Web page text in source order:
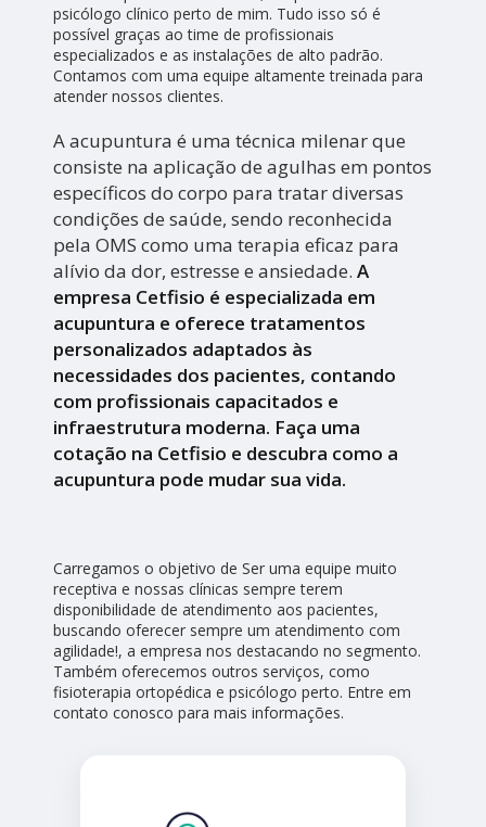
psicólogo clínico perto de mim. Tudo isso só é
possível graças ao time de profissionais
especializados e as instalações de alto padrão.
Contamos com uma equipe altamente treinada para
atender nossos clientes.
A acupuntura é uma técnica milenar que
consiste na aplicação de agulhas em pontos
específicos do corpo para tratar diversas
condições de saúde, sendo reconhecida
pela OMS como uma terapia eficaz para
alívio da dor, estresse e ansiedade.A
empresa Cetfisio é especializada em
acupuntura e oferece tratamentos
personalizados adaptados às
necessidades dos pacientes, contando
com profissionais capacitados e
infraestrutura moderna. Faça uma
cotação na Cetfisio e descubra como a
acupuntura pode mudar sua vida.
Carregamos o objetivo de Ser uma equipe muito
receptiva e nossas clínicas sempre terem
disponibilidade de atendimento aos pacientes,
buscando oferecer sempre um atendimento com
agilidade!, a empresa nos destacando no segmento.
Também oferecemos outros serviços, como
fisioterapia ortopédica e psicólogo perto. Entre em
contato conosco para mais informações.